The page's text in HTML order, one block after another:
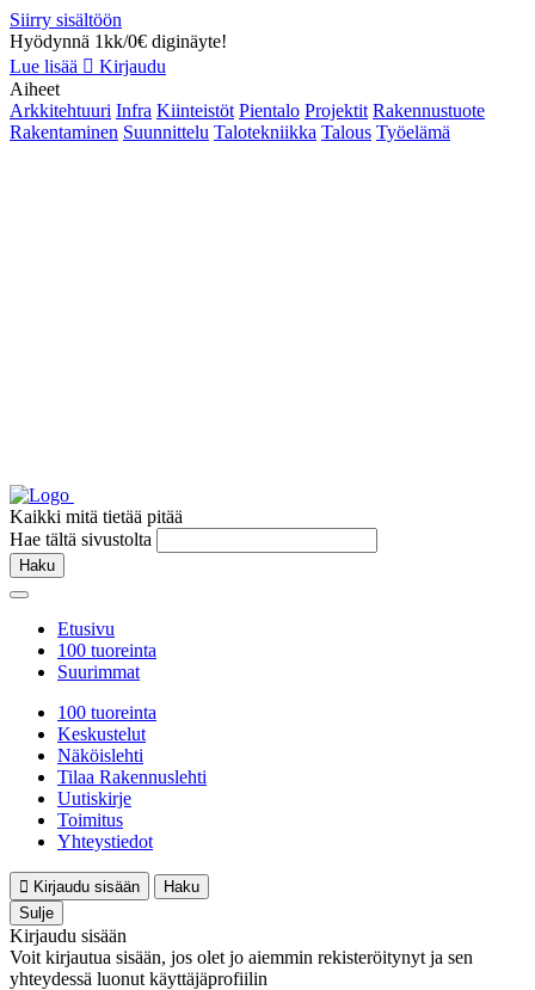
Siirry sisältöön
Hyödynnä 1kk/0€ diginäyte!
Lue lisää
Kirjaudu
Aiheet
Arkkitehtuuri Infra Kiinteistöt Pientalo Projektit Rakennustuote
Rakentaminen Suunnittelu Talotekniikka Talous Työelämä
Kaikki mitä tietää pitää
Hae tältä sivustolta
Haku
Etusivu
100 tuoreinta
Suurimmat
100 tuoreinta
Keskustelut
Näköislehti
Tilaa Rakennuslehti
Uutiskirje
Toimitus
Yhteystiedot
Kirjaudu sisään
Haku
Sulje
Kirjaudu sisään
Voit kirjautua sisään, jos olet jo aiemmin rekisteröitynyt ja sen
yhteydessä luonut käyttäjäprofiilin